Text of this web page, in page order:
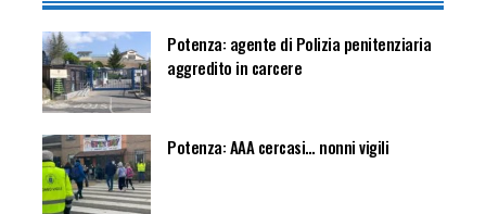
Potenza: agente di Polizia penitenziaria
aggredito in carcere
Potenza: AAA cercasi… nonni vigili